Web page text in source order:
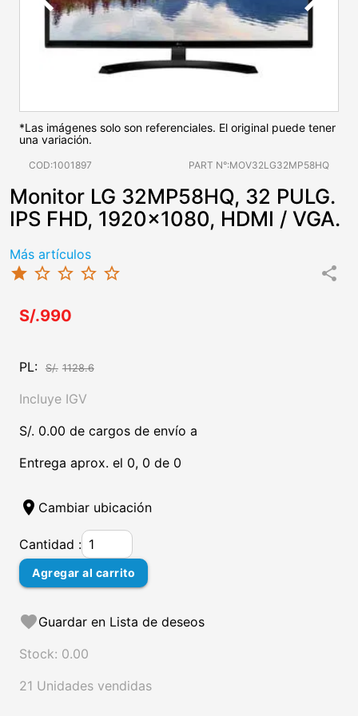
*Las imágenes solo son referenciales. El original puede tener
una variación.
COD:1001897 PART N°:MOV32LG32MP58HQ
Monitor LG 32MP58HQ, 32 PULG.
IPS FHD, 1920x1080, HDMI / VGA.
Más artículos
star star_border star_border star_border star_border share
S/.990
PL: S/. 1128.6
Incluye IGV
S/. 0.00 de cargos de envío a
Entrega aprox. el 0, 0 de 0
location_on Cambiar ubicación
Cantidad :
Agregar al carrito
favoriteGuardar en Lista de deseos
Stock: 0.00
21 Unidades vendidas